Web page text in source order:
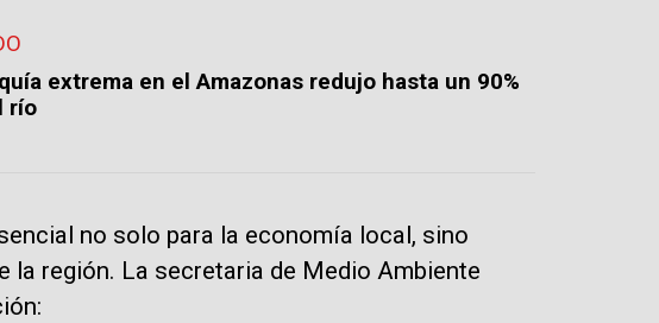
extrema en el Amazonas redujo hasta un 90%
río
no solo para la economía local, sino
la región. La secretaria de Medio Ambiente